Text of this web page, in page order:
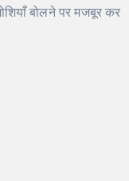
बोलने पर मजबूर कर